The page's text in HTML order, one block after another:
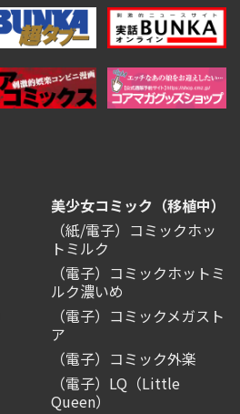
美少女コミック（移植中）
（紙/電子）コミックホッ
トミルク
（電子）コミックホットミ
ルク濃いめ
（電子）コミックメガスト
ア
（電子）コミック外楽
（電子）LQ（Little
Queen）